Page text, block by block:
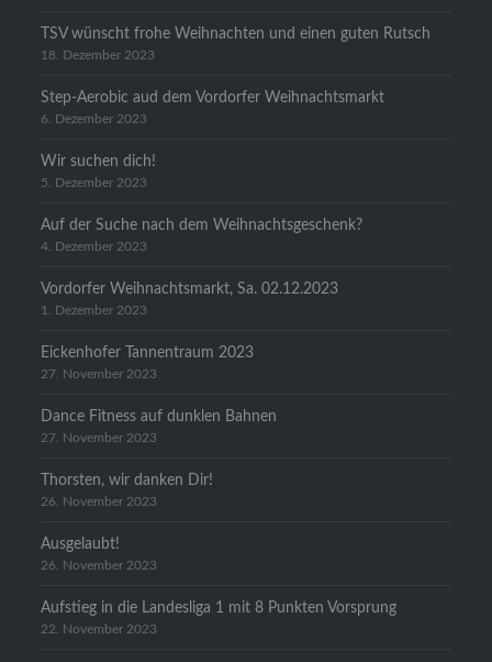
TSV wünscht frohe Weihnachten und einen guten Rutsch
18. Dezember 2023
Step-Aerobic aud dem Vordorfer Weihnachtsmarkt
6. Dezember 2023
Wir suchen dich!
5. Dezember 2023
Auf der Suche nach dem Weihnachtsgeschenk?
4. Dezember 2023
Vordorfer Weihnachtsmarkt, Sa. 02.12.2023
1. Dezember 2023
Eickenhofer Tannentraum 2023
27. November 2023
Dance Fitness auf dunklen Bahnen
27. November 2023
Thorsten, wir danken Dir!
26. November 2023
Ausgelaubt!
26. November 2023
Aufstieg in die Landesliga 1 mit 8 Punkten Vorsprung
22. November 2023